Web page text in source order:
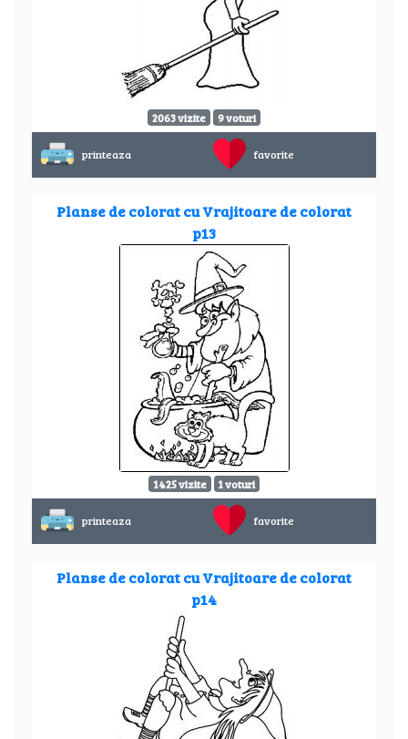
2063 vizite 9 voturi
printeaza favorite
Planse de colorat cu Vrajitoare de colorat
p13
1425 vizite 1 voturi
printeaza favorite
Planse de colorat cu Vrajitoare de colorat
p14